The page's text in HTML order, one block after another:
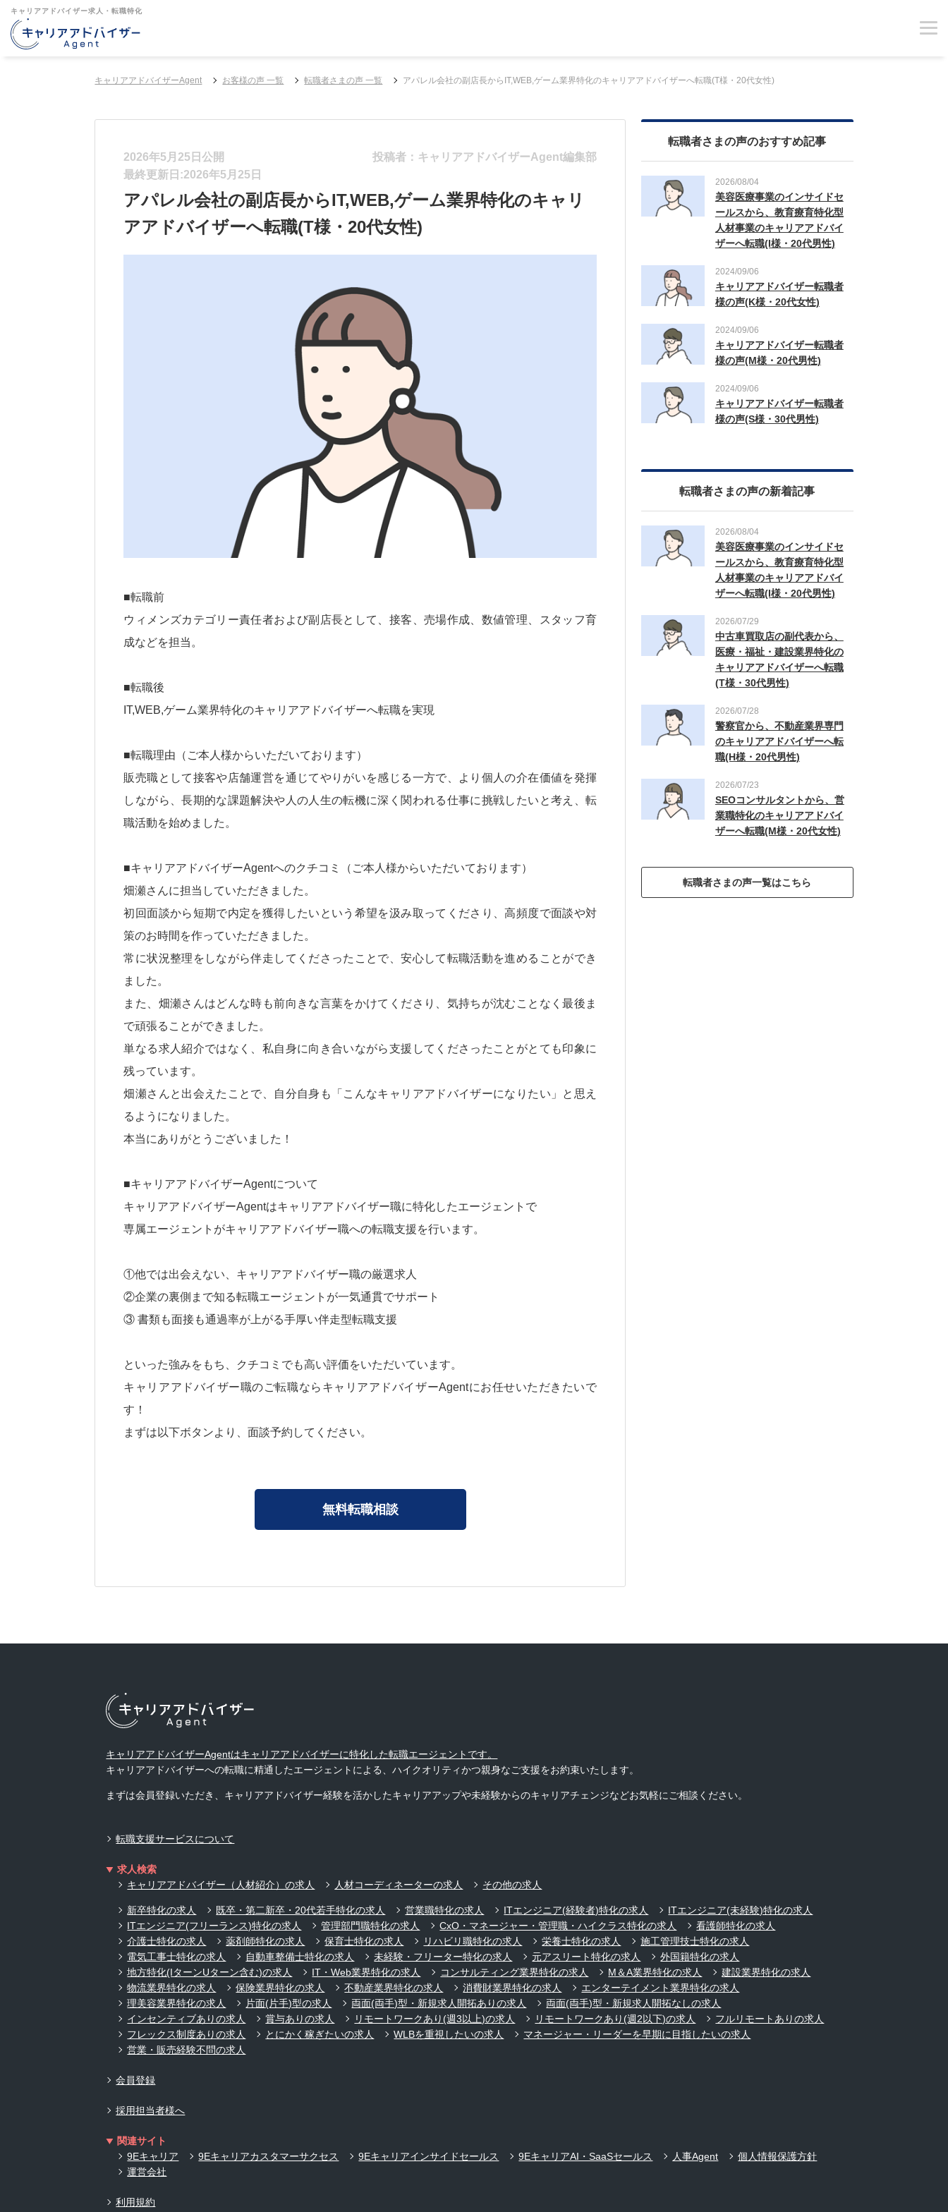
キャリアアドバイザー求人・転職特化
キャリアアドバイザーAgent お客様の声 一覧 転職者さまの声 一覧 アパレル会社の副店長からIT,WEB,ゲーム業界特化のキャリアアドバイザーへ転職(T様・20代女性)
2026年5月25日公開
最終更新日:2026年5月25日
投稿者：キャリアアドバイザーAgent編集部
アパレル会社の副店長からIT,WEB,ゲーム業界特化のキャリ
アアドバイザーへ転職(T様・20代女性)
■転職前
ウィメンズカテゴリー責任者および副店長として、接客、売場作成、数値管理、スタッフ育
成などを担当。
■転職後
IT,WEB,ゲーム業界特化のキャリアアドバイザーへ転職を実現
■転職理由（ご本人様からいただいております）
販売職として接客や店舗運営を通じてやりがいを感じる一方で、より個人の介在価値を発揮
しながら、長期的な課題解決や人の人生の転機に深く関われる仕事に挑戦したいと考え、転
職活動を始めました。
■キャリアアドバイザーAgentへのクチコミ（ご本人様からいただいております）
畑瀬さんに担当していただきました。
初回面談から短期で内定を獲得したいという希望を汲み取ってくださり、高頻度で面談や対
策のお時間を作っていただきました。
常に状況整理をしながら伴走してくださったことで、安心して転職活動を進めることができ
ました。
また、畑瀬さんはどんな時も前向きな言葉をかけてくださり、気持ちが沈むことなく最後ま
で頑張ることができました。
単なる求人紹介ではなく、私自身に向き合いながら支援してくださったことがとても印象に
残っています。
畑瀬さんと出会えたことで、自分自身も「こんなキャリアアドバイザーになりたい」と思え
るようになりました。
本当にありがとうございました！
■キャリアアドバイザーAgentについて
キャリアアドバイザーAgentはキャリアアドバイザー職に特化したエージェントで
専属エージェントがキャリアアドバイザー職への転職支援を行います。
①他では出会えない、キャリアアドバイザー職の厳選求人
②企業の裏側まで知る転職エージェントが一気通貫でサポート
③ 書類も面接も通過率が上がる手厚い伴走型転職支援
といった強みをもち、クチコミでも高い評価をいただいています。
キャリアアドバイザー職のご転職ならキャリアアドバイザーAgentにお任せいただきたいで
す！
まずは以下ボタンより、面談予約してください。
無料転職相談
転職者さまの声のおすすめ記事
2026/08/04
美容医療事業のインサイドセ
ールスから、教育療育特化型
人材事業のキャリアアドバイ
ザーへ転職(I様・20代男性)
2024/09/06
キャリアアドバイザー転職者
様の声(K様・20代女性)
2024/09/06
キャリアアドバイザー転職者
様の声(M様・20代男性)
2024/09/06
キャリアアドバイザー転職者
様の声(S様・30代男性)
転職者さまの声の新着記事
2026/08/04
美容医療事業のインサイドセ
ールスから、教育療育特化型
人材事業のキャリアアドバイ
ザーへ転職(I様・20代男性)
2026/07/29
中古車買取店の副代表から、
医療・福祉・建設業界特化の
キャリアアドバイザーへ転職
(T様・30代男性)
2026/07/28
警察官から、不動産業界専門
のキャリアアドバイザーへ転
職(H様・20代男性)
2026/07/23
SEOコンサルタントから、営
業職特化のキャリアアドバイ
ザーへ転職(M様・20代女性)
転職者さまの声一覧はこちら
キャリアアドバイザーAgentはキャリアアドバイザーに特化した転職エージェントです。
キャリアアドバイザーへの転職に精通したエージェントによる、ハイクオリティかつ親身なご支援をお約束いたします。
まずは会員登録いただき、キャリアアドバイザー経験を活かしたキャリアアップや未経験からのキャリアチェンジなどお気軽にご相談ください。
転職支援サービスについて
求人検索
キャリアアドバイザー（人材紹介）の求人
人材コーディネーターの求人 その他の求人
新卒特化の求人 既卒・第二新卒・20代若手特化の求人 営業職特化の求人 ITエンジニア(経験者)特化の求人
ITエンジニア(未経験)特化の求人
ITエンジニア(フリーランス)特化の求人
管理部門職特化の求人 CxO・マネージャー・管理職・ハイクラス特化の求人
看護師特化の求人
介護士特化の求人
薬剤師特化の求人 保育士特化の求人 リハビリ職特化の求人 栄養士特化の求人
施工管理技士特化の求人
電気工事士特化の求人
自動車整備士特化の求人 未経験・フリーター特化の求人 元アスリート特化の求人
外国籍特化の求人
地方特化(IターンUターン含む)の求人
IT・Web業界特化の求人 コンサルティング業界特化の求人 M＆A業界特化の求人
建設業界特化の求人
物流業界特化の求人
保険業界特化の求人 不動産業界特化の求人 消費財業界特化の求人
エンターテイメント業界特化の求人
理美容業界特化の求人
片面(片手)型の求人 両面(両手)型・新規求人開拓ありの求人
両面(両手)型・新規求人開拓なしの求人
インセンティブありの求人
賞与ありの求人 リモートワークあり(週3以上)の求人 リモートワークあり(週2以下)の求人
フルリモートありの求人
フレックス制度ありの求人
とにかく稼ぎたいの求人 WLBを重視したいの求人
マネージャー・リーダーを早期に目指したいの求人
営業・販売経験不問の求人
会員登録
採用担当者様へ
関連サイト
9Eキャリア
9Eキャリアカスタマーサクセス 9Eキャリアインサイドセールス 9EキャリアAI・SaaSセールス 人事Agent
個人情報保護方針
運営会社
利用規約